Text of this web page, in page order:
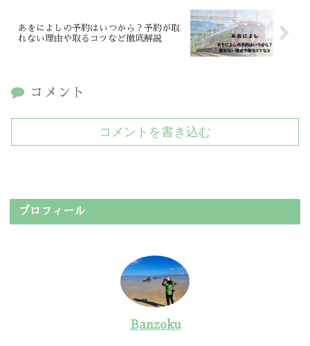
あをによしの予約はいつから？予約が取
れない理由や取るコツなど徹底解説
コメント
コメントを書き込む
プロフィール
Banzoku